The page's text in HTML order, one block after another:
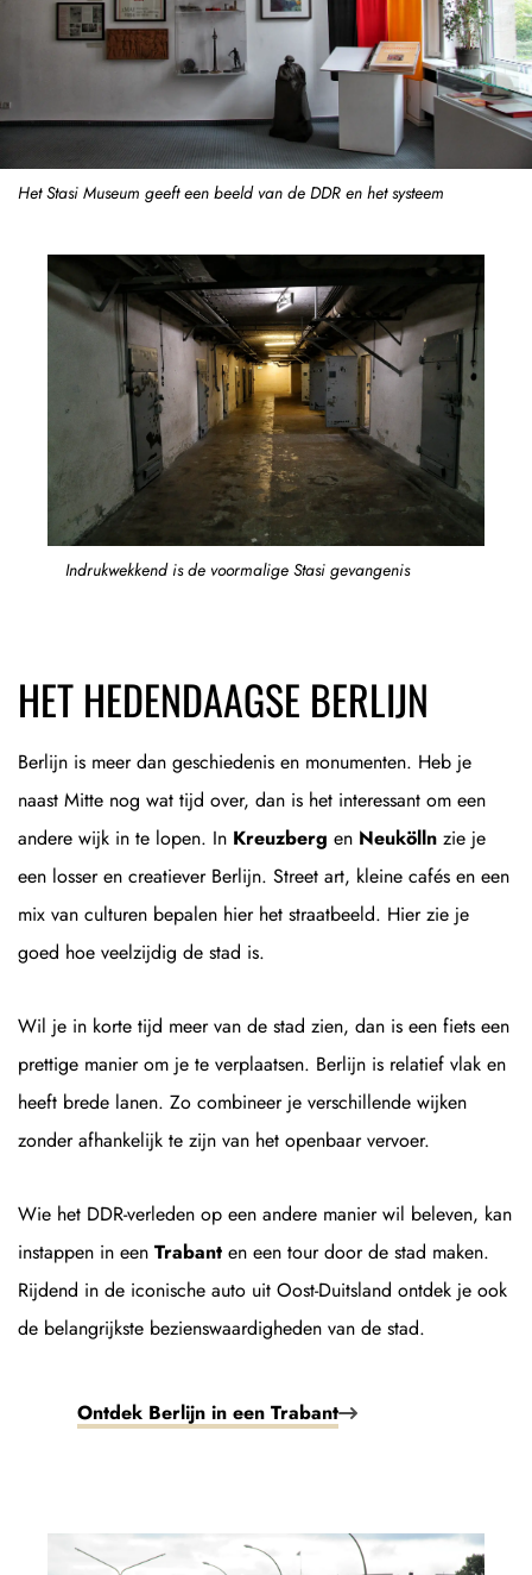
Het Stasi Museum geeft een beeld van de DDR en het systeem
Indrukwekkend is de voormalige Stasi gevangenis
HET HEDENDAAGSE BERLIJN
Berlijn is meer dan geschiedenis en monumenten. Heb je
naast Mitte nog wat tijd over, dan is het interessant om een
andere wijk in te lopen. In Kreuzberg en Neukölln zie je
een losser en creatiever Berlijn. Street art, kleine cafés en een
mix van culturen bepalen hier het straatbeeld. Hier zie je
goed hoe veelzijdig de stad is.
Wil je in korte tijd meer van de stad zien, dan is een fiets een
prettige manier om je te verplaatsen. Berlijn is relatief vlak en
heeft brede lanen. Zo combineer je verschillende wijken
zonder afhankelijk te zijn van het openbaar vervoer.
Wie het DDR-verleden op een andere manier wil beleven, kan
instappen in een Trabant en een tour door de stad maken.
Rijdend in de iconische auto uit Oost-Duitsland ontdek je ook
de belangrijkste bezienswaardigheden van de stad.
Ontdek Berlijn in een Trabant